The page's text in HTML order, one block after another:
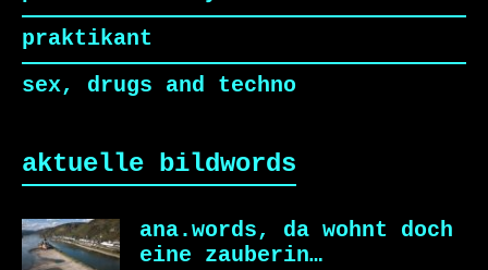
praktikant
sex, drugs and techno
aktuelle bildwords
ana.words, da wohnt doch
eine zauberin…